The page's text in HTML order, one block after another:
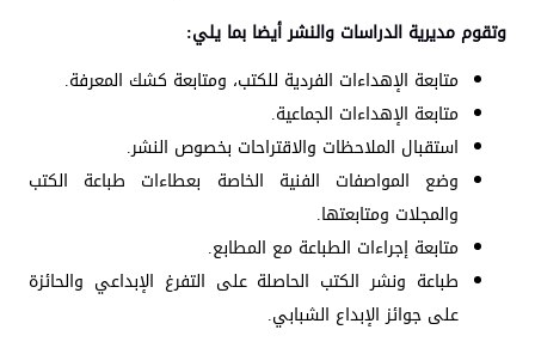
وتقوم مديرية الدراسات والنشر أيضا بما يلي:
متابعة الإهداءات الفردية للكتب، ومتابعة كشك المعرفة.
متابعة الإهداءات الجماعية.
استقبال الملاحظات والاقتراحات بخصوص النشر.
وضع المواصفات الفنية الخاصة بعطاءات طباعة الكتب
والمجلات ومتابعتها.
متابعة إجراءات الطباعة مع المطابع.
طباعة ونشر الكتب الحاصلة على التفرغ الإبداعي والحائزة
على جوائز الإبداع الشبابي.